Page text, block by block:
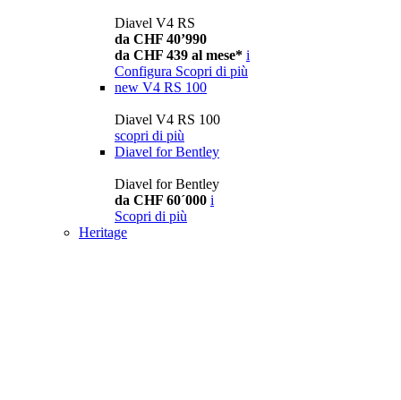
Diavel V4 RS
da CHF 40’990
da CHF 439 al mese* i
Configura Scopri di più
new V4 RS 100
Diavel V4 RS 100
scopri di più
Diavel for Bentley
Diavel for Bentley
da CHF 60´000 i
Scopri di più
Heritage